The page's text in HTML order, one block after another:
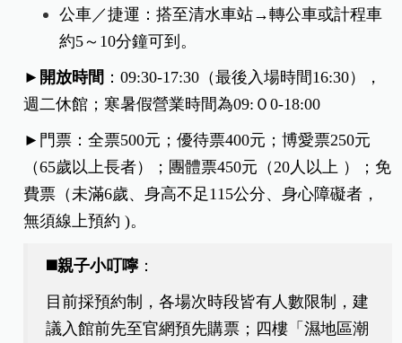
公車／捷運：搭至清水車站→轉公車或計程車
約5～10分鐘可到。
►開放時間 ：09:30-17:30（最後入場時間16:30），
週二休館；寒暑假營業時間為09:０0-18:00
►門票：全票500元；優待票400元；博愛票250元
（65歲以上長者）；團體票450元（20人以上 ）；免
費票（未滿6歲、身高不足115公分、身心障礙者，
無須線上預約 )。
◼️親子小叮嚀 ：
目前採預約制，各場次時段皆有人數限制，建
議入館前先至官網預先購票； 四樓「濕地區潮